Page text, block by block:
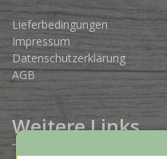
Lieferbedingungen
Impressum
Datenschutzerklärung
AGB
Weitere Links